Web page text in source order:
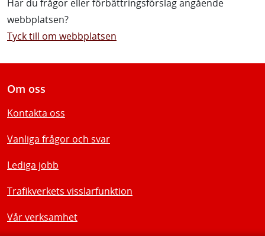
Har du frågor eller förbättringsförslag angående
webbplatsen?
Tyck till om webbplatsen
Om oss
Kontakta oss
Vanliga frågor och svar
Lediga jobb
Trafikverkets visslarfunktion
Vår verksamhet